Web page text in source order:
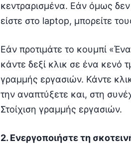
κεντραρισμένα. Εάν όμως δεν
είστε στο laptop, μπορείτε
Εάν προτιμάτε το κουμπί
κάντε δεξί κλικ σε ένα κενό
γραμμής εργασιών. Κάντε
την αναπτύξετε και, στη
Στοίχιση γραμμής εργασιών.
2. Ενεργοποιήστε τη